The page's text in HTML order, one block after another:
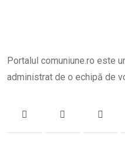
Portalul comuniune.ro este
administrat de o echipă de